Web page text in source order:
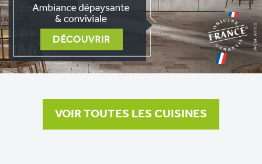
VOIR TOUTES LES CUISINES